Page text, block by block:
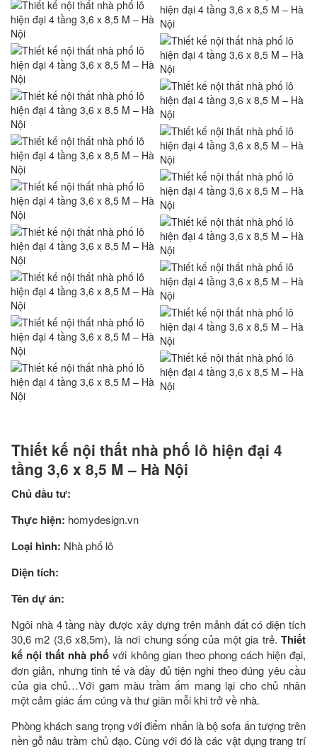
Thiết kế nội thất nhà phố lô hiện đại 4
tầng 3,6 x 8,5 M – Hà Nội
Chủ đầu tư:
Thực hiện: homydesign.vn
Loại hình: Nhà phố lô
Diện tích:
Tên dự án:
Ngôi nhà 4 tầng này được xây dựng trên mảnh đất có diện tích
30,6 m2 (3,6 x8,5m), là nơi chung sống của một gia trẻ. Thiết
kế nội thất nhà phố với không gian theo phong cách hiện đại,
đơn giản, nhưng tinh tế và đầy đủ tiện nghi theo đúng yêu cầu
của gia chủ…Với gam màu trầm ấm mang lại cho chủ nhân
một cảm giác ấm cúng và thư giãn mỗi khi trở về nhà.
Phòng khách sang trọng với điểm nhấn là bộ sofa ấn tượng trên
nền gỗ nâu trầm chủ đạo. Cùng với đó là các vật dụng trang trí